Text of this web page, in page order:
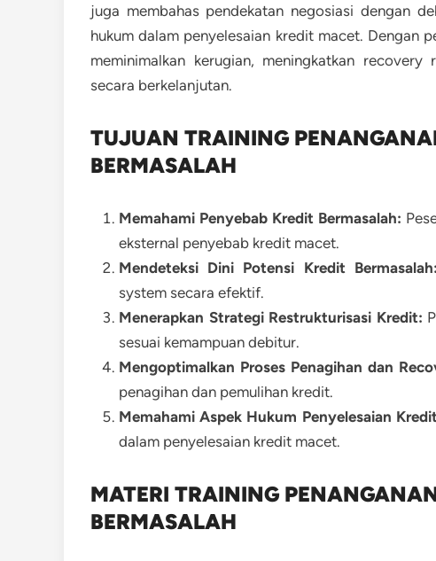
juga membahas pendekatan negosiasi dengan
hukum dalam penyelesaian kredit macet. Dengan
meminimalkan kerugian, meningkatkan
secara berkelanjutan.
TUJUAN TRAINING
BERMASALAH
Memahami Penyebab Kredit Bermasalah:
eksternal penyebab kredit macet.
Mendeteksi Dini Potensi Kredit Bermasalah:
system secara efektif.
Menerapkan Strategi Restrukturisasi Kredit:
sesuai kemampuan debitur.
Mengoptimalkan Proses Penagihan dan
penagihan dan pemulihan kredit.
Memahami Aspek Hukum Penyelesaian
dalam penyelesaian kredit macet.
MATERI TRAINING
BERMASALAH